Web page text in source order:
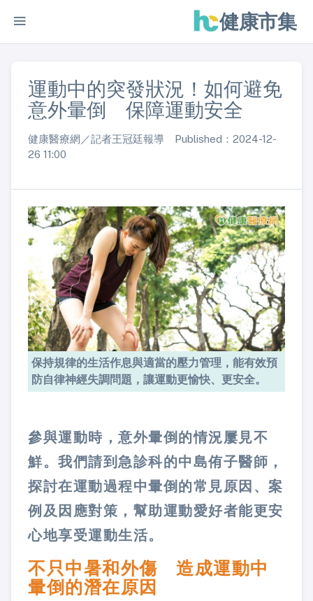
健康市集
運動中的突發狀況！如何避免
意外暈倒 保障運動安全
健康醫療網／記者王冠廷報導 Published：2024-12-
26 11:00
保持規律的生活作息與適當的壓力管理，能有效預
防自律神經失調問題，讓運動更愉快、更安全。
參與運動時，意外暈倒的情況屢見不
鮮。我們請到急診科的中島侑子醫師，
探討在運動過程中暈倒的常見原因、案
例及因應對策，幫助運動愛好者能更安
心地享受運動生活。
不只中暑和外傷 造成運動中
暈倒的潛在原因